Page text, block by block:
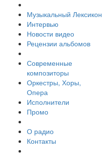
Музыкальный Лексикон
Интервью
Новости видео
Рецензии альбомов
Современные
композиторы
Оркестры, Хоры,
Опера
Исполнители
Промо
О радио
Контакты